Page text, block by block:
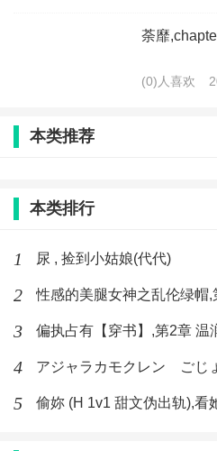
荼靡
(0)人喜欢
本类推荐
本类排行
1 尿 , 捡到小姑娘(代代)
2
3 偏执占有【穿书】,第2章 温
4
5 偷妳 (H 1v1 甜文伪出轨),看